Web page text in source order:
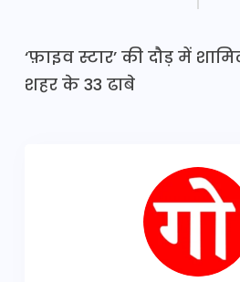
‘फ़ाइव स्टार’ की दौड़ में
शहर के 33 ढाबे